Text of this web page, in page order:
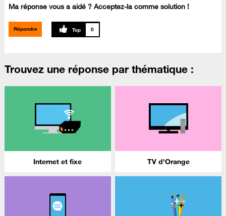
Ma réponse vous a aidé ? Acceptez-la comme solution !
Répondre 0
Trouvez une réponse par thématique :
Internet et fixe TV d'Orange